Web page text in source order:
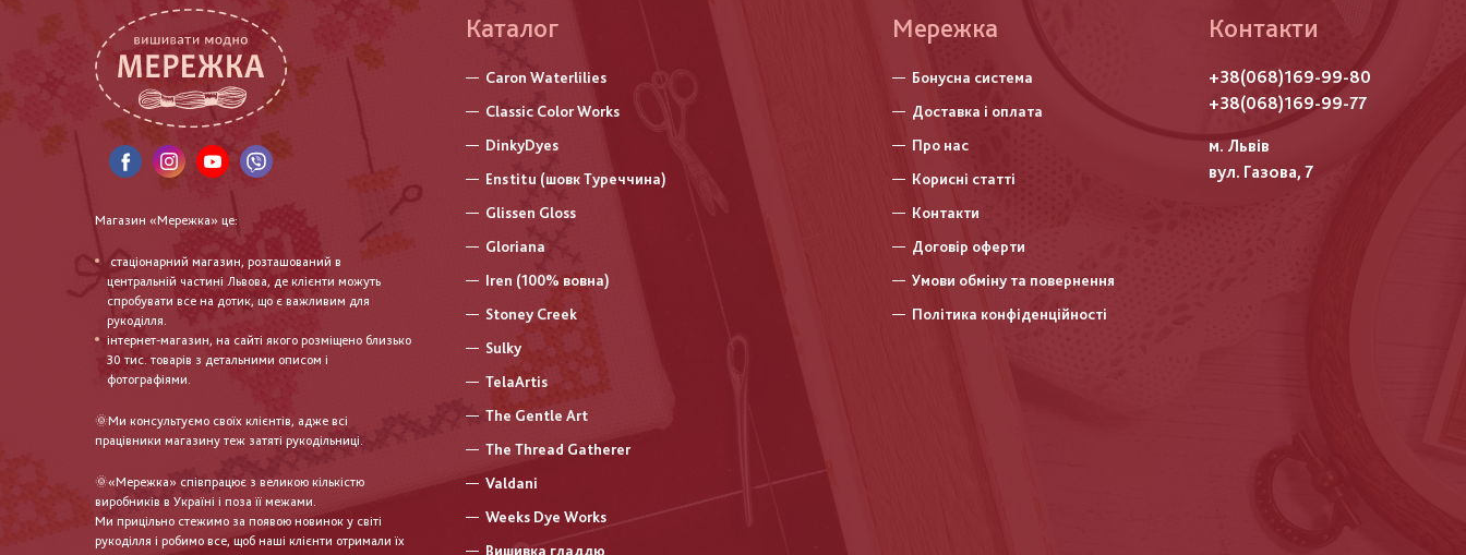
Магазин «Мережка» це:
стаціонарний магазин, розташований в
центральній частині Львова, де клієнти можуть
спробувати все на дотик, що є важливим для
рукоділля.
інтернет-магазин, на сайті якого розміщено близько
30 тис. товарів з детальними описом і
фотографіями.
🌞Ми консультуємо своїх клієнтів, адже всі
працівники магазину теж затяті рукодільниці.
🌞«Мережка» співпрацює з великою кількістю
виробників в Україні і поза її межами.
Ми прицільно стежимо за появою новинок у світі
рукоділля і робимо все, щоб наші клієнти отримали їх
Каталог
Caron Waterlilies
Classic Color Works
DinkyDyes
Enstitu (шовк Туреччина)
Glissen Gloss
Gloriana
Iren (100% вовна)
Stoney Creek
Sulky
TelaArtis
The Gentle Art
The Thread Gatherer
Valdani
Weeks Dye Works
Вишивка гладдю
Меню
нижнього
колонтитулу
Мережка
Бонусна система
Доставка і оплата
Про нас
Корисні статті
Контакти
Договір оферти
Умови обміну та повернення
Політика конфіденційності
Контакти
+38(068)169-99-80
+38(068)169-99-77
м. Львів
вул. Газова, 7